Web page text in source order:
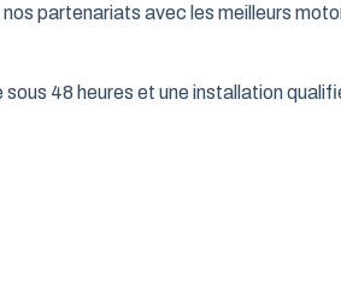
partenariats avec les meilleurs
48 heures et une installation